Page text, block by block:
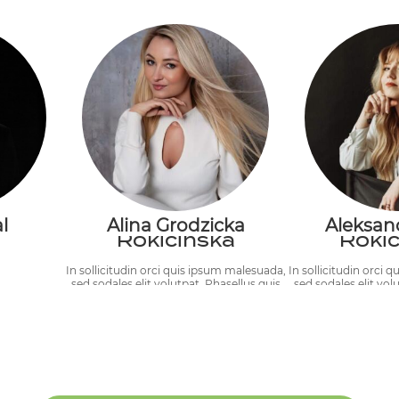
Alina Grodzicka
Natalia
Rokicińska
In sollicitudin orci quis ipsum malesuada,
sed sodales elit volutpat. Phasellus quis
In sollicitudin orci
sed sodales elit